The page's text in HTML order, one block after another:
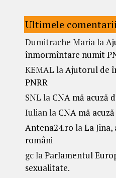
Ultimele comentarii
Dumitrache Mariala
înmormîntare numit
KEMAL laAjutorul de
PNRR
SNL la CNA mă acuză
Iulianla CNA mă
Antena24.ro laLa
români
gclaParlamentul
sexualitate.